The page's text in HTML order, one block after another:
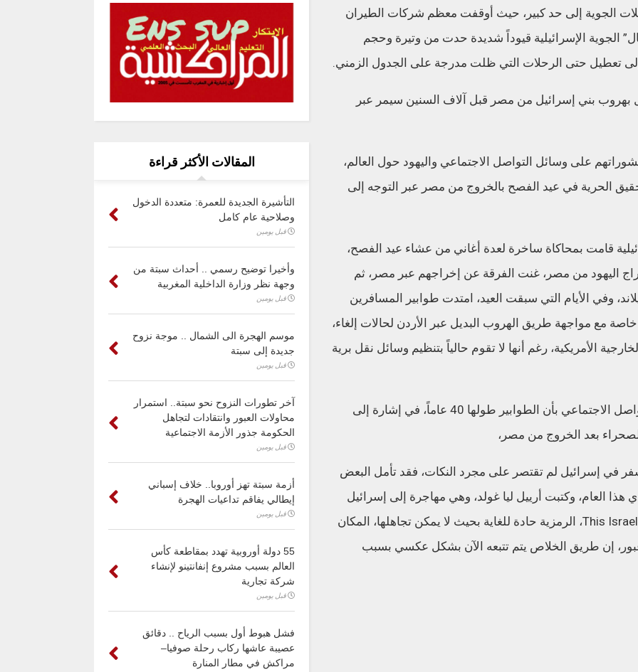
الجوية إلى حد كبير، حيث أوقفت معظم شركات الطيران
الجوية الإسرائيلية قيوداً شديدة حدت من وتيرة وحجم
إلى تعطيل حتى الرحلات التي ظلت مدرجة على الجدول الزمني.
بهروب بني إسرائيل من مصر قبل آلاف السنين سيمر عبر
على وسائل التواصل الاجتماعي واليهود حول العالم،
الحرية في عيد الفصح بالخروج من مصر عبر التوجه إلى
قامت بمحاكاة ساخرة لعدة أغاني من عشاء عيد الفصح،
اليهود من مصر، غنت الفرقة عن إخراجهم عبر مصر، ثم
وفي الأيام التي سبقت العيد، امتدت طوابير المسافرين
مع مواجهة طريق الهروب البديل عبر الأردن لحالات إلغاء،
الأمريكية، رغم أنها لا تقوم حالياً بتنظيم وسائل نقل برية
وقالت الصحيفة إن البعض مازح على مواقع التواصل الاجتماعي بأن الطوابير طولها 40 عاماً، في إشارة إلى
في إسرائيل لم تقتصر على مجرد النكات، فقد تأمل البعض
هذا العام، وكتبت أرييل ليا غولد، وهي مهاجرة إلى إسرائيل
من أوكلاند بكاليفورنيا وتنشر تحت حساب This Israel Life، الرمزية حادة للغاية بحيث لا يمكن تجاهلها، المكان
إن طريق الخلاص يتم تتبعه الآن بشكل عكسي بسبب
المقالات الأكثر قراءة
التأشيرة الجديدة للعمرة: متعددة الدخول
وصلاحية عام كامل
قبل يومين
وأخيرا توضيح رسمي .. أحداث سبتة من
وجهة نظر وزارة الداخلية المغربية
قبل يومين
موسم الهجرة الى الشمال .. موجة نزوح
جديدة إلى سبتة
قبل يومين
آخر تطورات النزوح نحو سبتة.. استمرار
محاولات العبور وانتقادات لتجاهل
الحكومة جذور الأزمة الاجتماعية
قبل يومين
أزمة سبتة تهز أوروبا.. خلاف إسباني
إيطالي يفاقم تداعيات الهجرة
قبل يومين
55 دولة أوروبية تهدد بمقاطعة كأس
العالم بسبب مشروع إنفانتينو لإنشاء
شركة تجارية
قبل يومين
فشل هبوط أول بسبب الرياح .. دقائق
عصيبة عاشها ركاب رحلة صوفيا–
مراكش في مطار المنارة